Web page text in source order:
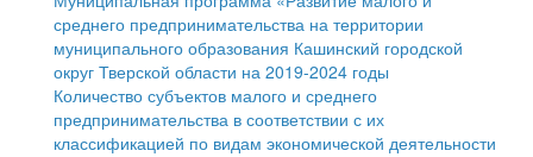
Культура
Образование
Здравоохранение
Открытые данные
Работа с обращениями граждан
Муниципальный контроль
объектов недвижимости
Имущественная поддержка субъектов малого и
среднего предпринимательства
среднего предпринимательства на территории
муниципального образования Кашинский городской
округ Тверской области на 2019-2024 годы
Количество субъектов малого и среднего
предпринимательства в соответствии с их
классификацией по видам экономической деятельности